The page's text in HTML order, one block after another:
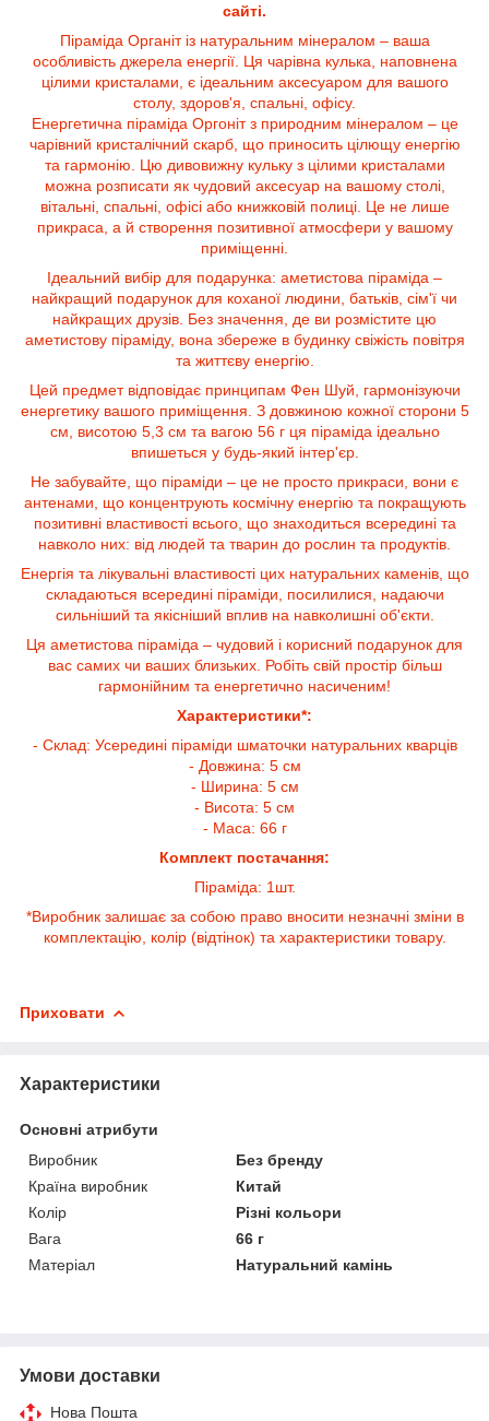
сайті.
Піраміда Органіт із натуральним мінералом – ваша
особливість джерела енергії. Ця чарівна кулька, наповнена
цілими кристалами, є ідеальним аксесуаром для вашого
столу, здоров'я, спальні, офісу.
Енергетична піраміда Оргоніт з природним мінералом – це
чарівний кристалічний скарб, що приносить цілющу енергію
та гармонію. Цю дивовижну кульку з цілими кристалами
можна розписати як чудовий аксесуар на вашому столі,
вітальні, спальні, офісі або книжковій полиці. Це не лише
прикраса, а й створення позитивної атмосфери у вашому
приміщенні.
Ідеальний вибір для подарунка: аметистова піраміда –
найкращий подарунок для коханої людини, батьків, сім'ї чи
найкращих друзів. Без значення, де ви розмістите цю
аметистову піраміду, вона збереже в будинку свіжість повітря
та життєву енергію.
Цей предмет відповідає принципам Фен Шуй, гармонізуючи
енергетику вашого приміщення. З довжиною кожної сторони 5
см, висотою 5,3 см та вагою 56 г ця піраміда ідеально
впишеться у будь-який інтер'єр.
Не забувайте, що піраміди – це не просто прикраси, вони є
антенами, що концентрують космічну енергію та покращують
позитивні властивості всього, що знаходиться всередині та
навколо них: від людей та тварин до рослин та продуктів.
Енергія та лікувальні властивості цих натуральних каменів, що
складаються всередині піраміди, посилилися, надаючи
сильніший та якісніший вплив на навколишні об'єкти.
Ця аметистова піраміда – чудовий і корисний подарунок для
вас самих чи ваших близьких. Робіть свій простір більш
гармонійним та енергетично насиченим!
Характеристики*:
- Склад: Усередині піраміди шматочки натуральних кварців
- Довжина: 5 см
- Ширина: 5 см
- Висота: 5 см
- Маса: 66 г
Комплект постачання:
Піраміда: 1шт.
*Виробник залишає за собою право вносити незначні зміни в
комплектацію, колір (відтінок) та характеристики товару.
Приховати
Характеристики
Основні атрибути
Виробник
Без бренду
Країна виробник
Китай
Колір
Різні кольори
Вага
66 г
Матеріал
Натуральний камінь
Умови доставки
Нова Пошта